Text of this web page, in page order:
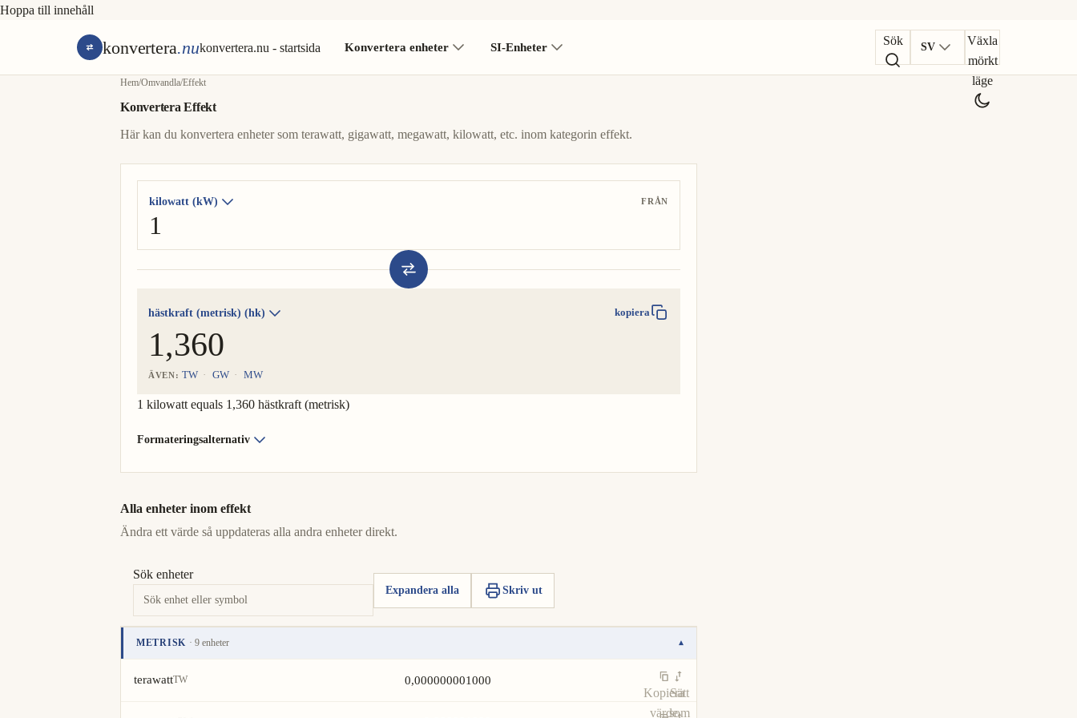
Hoppa till innehåll
konvertera.nukonvertera.nu - startsida Konvertera enheter SI-Enheter Sök SV
Växla
mörkt
läge
Hem/Omvandla/Effekt
Konvertera Effekt
Här kan du konvertera enheter som terawatt, gigawatt, megawatt, kilowatt, etc. inom kategorin effekt.
kilowatt (kW) FRÅN
hästkraft (metrisk) (hk) kopiera
ÄVEN: TW GW MW
1 kilowatt equals 1,360 hästkraft (metrisk)
Formateringsalternativ
Alla enheter inom effekt
Ändra ett värde så uppdateras alla andra enheter direkt.
Sök enheter
Expandera alla Skriv ut
METRISK · 9 enheter ▾
terawattTW 0,000000001000
Kopiera
värde
Sätt
som